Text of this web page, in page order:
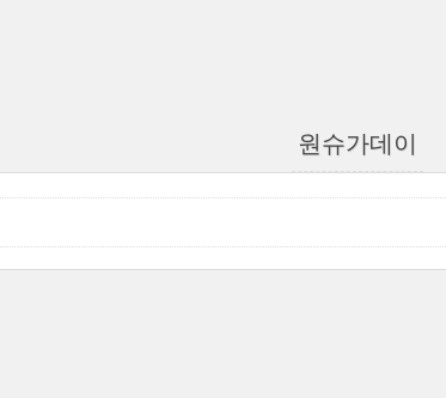
원슈가데이